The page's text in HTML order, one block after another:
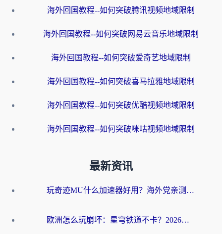
海外回国教程--如何突破腾讯视频地域限制
海外回国教程--如何突破网易云音乐地域限制
海外回国教程--如何突破爱奇艺地域限制
海外回国教程--如何突破喜马拉雅地域限制
海外回国教程--如何突破优酷视频地域限制
海外回国教程--如何突破咪咕视频地域限制
最新资讯
玩奇迹MU什么加速器好用？海外党亲测：这款加速器让你告别延迟卡顿！
欧洲怎么玩崩坏：星穹铁道不卡？2026海外玩家国服游戏加速器终极攻略